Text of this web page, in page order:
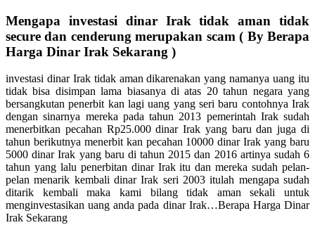
Mengapa investasi dinar Irak tidak aman tidak
secure dan cenderung merupakan scam ( By Berapa
Harga Dinar Irak Sekarang )
investasi dinar Irak tidak aman dikarenakan yang namanya uang itu
tidak bisa disimpan lama biasanya di atas 20 tahun negara yang
bersangkutan penerbit kan lagi uang yang seri baru contohnya Irak
dengan sinarnya mereka pada tahun 2013 pemerintah Irak sudah
menerbitkan pecahan Rp25.000 dinar Irak yang baru dan juga di
tahun berikutnya menerbit kan pecahan 10000 dinar Irak yang baru
5000 dinar Irak yang baru di tahun 2015 dan 2016 artinya sudah 6
tahun yang lalu penerbitan dinar Irak itu dan mereka sudah pelan-
pelan menarik kembali dinar Irak seri 2003 itulah mengapa sudah
ditarik kembali maka kami bilang tidak aman sekali untuk
menginvestasikan uang anda pada dinar Irak…Berapa Harga Dinar
Irak Sekarang